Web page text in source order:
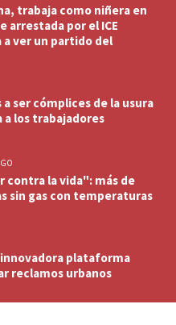
trabaja como niñera en
arrestada por el ICE
a ver un partido del
a ser cómplices de la usura
a los trabajadores
contra la vida": más de
sin gas con temperaturas
plataforma
reclamos urbanos